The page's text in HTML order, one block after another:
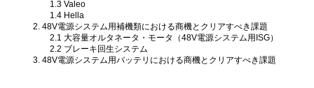
1.3 Valeo
1.4 Hella
2. 48V電源システム用補機類における商機とクリアすべき課題
2.1 大容量オルタネータ・モータ（48V電源システム用ISG）
2.2 ブレーキ回生システム
3. 48V電源システム用バッテリにおける商機とクリアすべき課題